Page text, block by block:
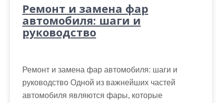
Ремонт и замена фар
автомобиля: шаги и
руководство
Ремонт и замена фар автомобиля: шаги и
руководство Одной из важнейших частей
автомобиля являются фары, которые